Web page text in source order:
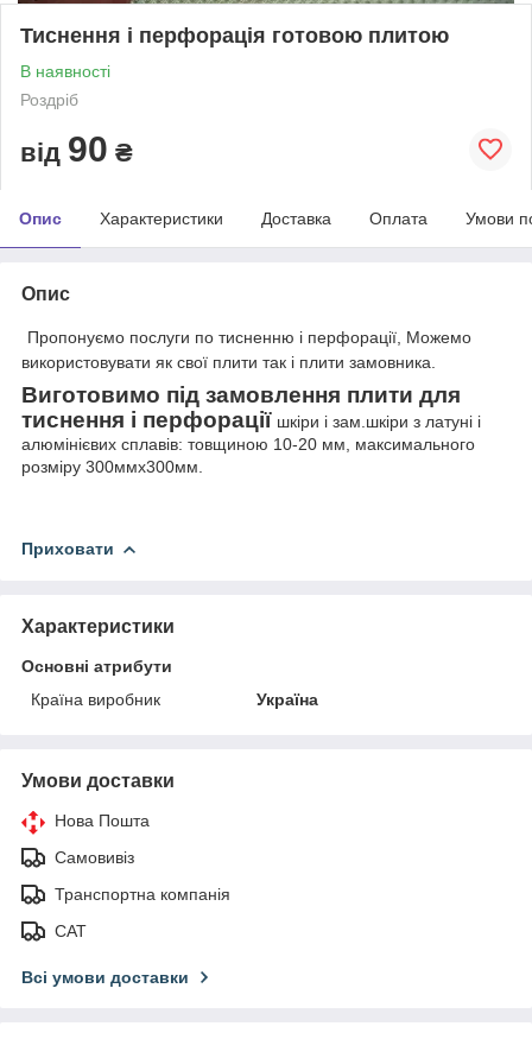
Тиснення і перфорація готовою плитою
В наявності
Роздріб
від 90 ₴
Опис Характеристики Доставка Оплата Умови
Опис
Пропонуємо послуги по тисненню і перфорації, Можемо
використовувати як свої плити так і плити замовника.
Виготовимо під замовлення плити для
тиснення і перфорації шкіри і зам.шкіри з латуні і
алюмінієвих сплавів: товщиною 10-20 мм, максимального
розміру 300ммх300мм.
Приховати
Характеристики
Основні атрибути
Країна виробник
Україна
Умови доставки
Нова Пошта
Самовивіз
Транспортна компанія
САТ
Всі умови доставки